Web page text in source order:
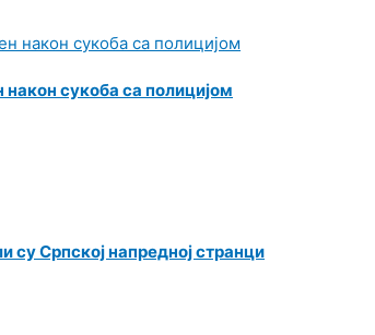
након сукоба са полицијом
су Српској напредној странци